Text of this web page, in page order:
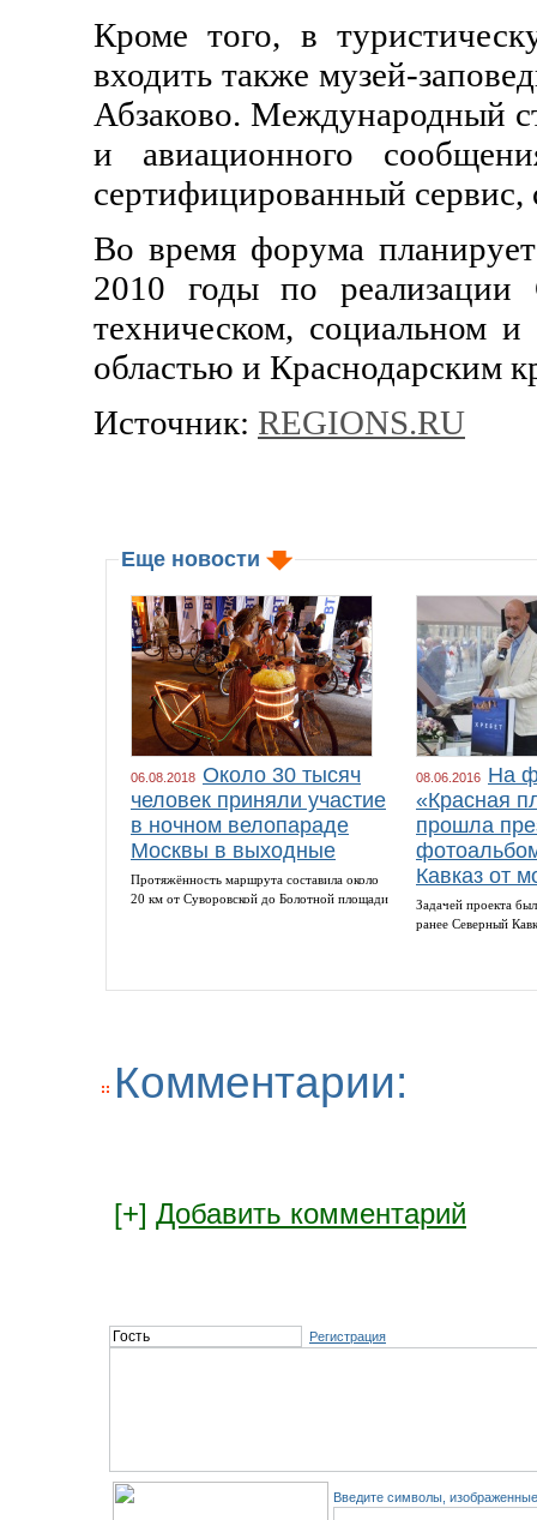
Кроме того, в
входить также музей-
Абзаково. Международный
и авиационного
сертифицированный
Во время форума
2010 годы по реализации
техническом, социальном
областью и Краснодарским
Источник: REGIONS.RU
Еще новости
06.08.2018 Около 30 тысяч
человек приняли участие
в ночном велопараде
Москвы в выходные
Протяжённость маршрута составила около
20 км от Суворовской до Болотной площади
08.06.2016 На
«Красная
прошла
Кавказ от
Задачей проекта
ранее Северный
Комментарии:
[+] Добавить комментарий
Регистрация
Введите символы,